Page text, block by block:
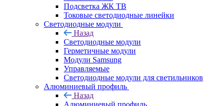
Подсветка ЖК ТВ
Токовые светодиодные линейки
Светодиодные модули
Назад
Светодиодные модули
Герметичные модули
Модули Samsung
Управляемые
Светодиодные модули для светильников
Алюминиевый профиль
Назад
Алюминиевый профиль